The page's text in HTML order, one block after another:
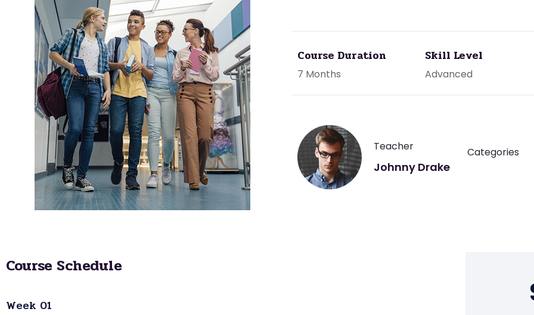
Course Duration
7 Months
Skill Level
Advanced
Teacher
Johnny Drake
Categories
Course Schedule
Week 01